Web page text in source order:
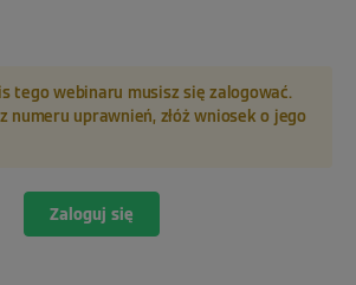
tego webinaru musisz się zalogować.
numeru uprawnień, złóż wniosek o jego
Zaloguj się